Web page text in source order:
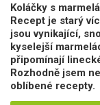
Koláčky s
Recept je starý
jsou vynikající,
kyselejší
připomínají
Rozhodně jsem
oblíbené recepty.